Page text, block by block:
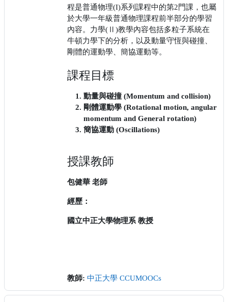
程是普通物理(I)系列課程中的第2門課，也屬
於大學一年級普通物理課程前半部分的學習
內容。力學(Ⅱ)教學內容包括多粒子系統在
牛頓力學下的分析，以及動量守恆與碰撞、
剛體的運動學、簡協運動等。
課程目標
動量與碰撞 (Momentum and collision)
剛體運動學 (Rotational motion, angular
momentum and General rotation)
簡協運動 (Oscillations)
授課教師
包健華 老師
經歷：
國立中正大學物理系 教授
教師: 中正大學 CCUMOOCs